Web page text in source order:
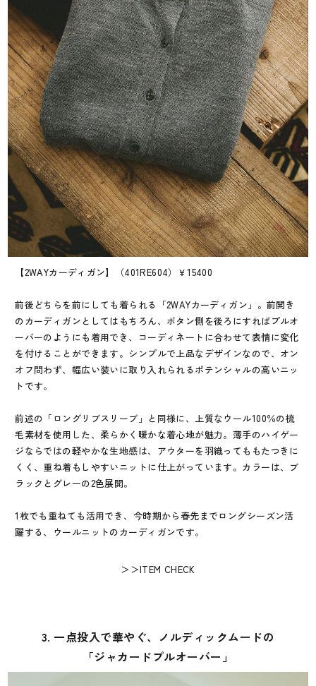
【2WAYカーディガン】（401RE604）￥15400
前後どちらを前にしても着られる「2WAYカーディガン」。前開き
のカーディガンとしてはもちろん、ボタン側を後ろにすればプルオ
ーバーのようにも着用でき、コーディネートに合わせて表情に変化
を付けることができます。シンプルで上品なデザインなので、オン
オフ問わず、幅広い装いに取り入れられるポテンシャルの高いニッ
トです。
前述の「ロングリブスリーブ」と同様に、上質なウール100％の梳
毛素材を使用した、柔らかく暖かな着心地が魅力。薄手のハイゲー
ジならではの軽やかな生地感は、アウターを羽織ってももたつきに
くく、重ね着もしやすいニットに仕上がっています。カラーは、ブ
ラックとグレーの2色展開。
1枚でも重ねても活用でき、今時期から春先までロングシーズン活
躍する、ウールニットのカーディガンです。
＞＞ITEM CHECK
3. 一点投入で華やぐ、ノルディックムードの
「ジャカードプルオーバー」